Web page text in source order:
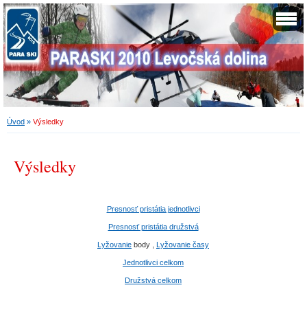
Úvod » Výsledky
Výsledky
Presnosť pristátia jednotlivci
Presnosť pristátia družstvá
Lyžovanie body , Lyžovanie časy
Jednotlivci celkom
Družstvá celkom